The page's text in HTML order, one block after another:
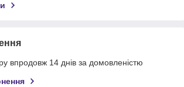
впродовж 14 днів за домовленістю